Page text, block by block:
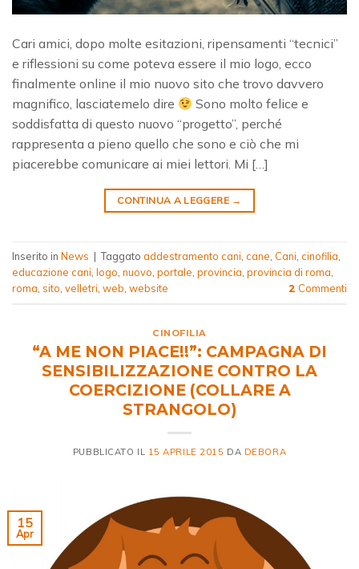
Cari amici, dopo molte esitazioni, ripensamenti “tecnici”
e riflessioni su come poteva essere il mio logo, ecco
finalmente online il mio nuovo sito che trovo davvero
magnifico, lasciatemelo dire
Sono molto felice e
soddisfatta di questo nuovo “progetto”, perché
rappresenta a pieno quello che sono e ciò che mi
piacerebbe comunicare ai miei lettori. Mi […]
CONTINUA A LEGGERE →
Inserito in News | Taggato addestramento cani cane Cani cinofilia
educazione cani logo nuovo portale provincia provincia di roma
roma sito velletri web website 2 Commenti
CINOFILIA
“A ME NON PIACE!!”: CAMPAGNA DI
SENSIBILIZZAZIONE CONTRO LA
COERCIZIONE (COLLARE A
STRANGOLO)
PUBBLICATO IL 15 APRILE 2015 DA DEBORA
15
Apr